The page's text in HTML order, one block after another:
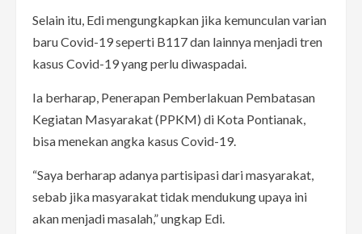
Selain itu, Edi mengungkapkan jika kemunculan varian
baru Covid-19 seperti B117 dan lainnya menjadi tren
kasus Covid-19 yang perlu diwaspadai.
Ia berharap, Penerapan Pemberlakuan Pembatasan
Kegiatan Masyarakat (PPKM) di Kota Pontianak,
bisa menekan angka kasus Covid-19.
“Saya berharap adanya partisipasi dari masyarakat,
sebab jika masyarakat tidak mendukung upaya ini
akan menjadi masalah,” ungkap Edi.